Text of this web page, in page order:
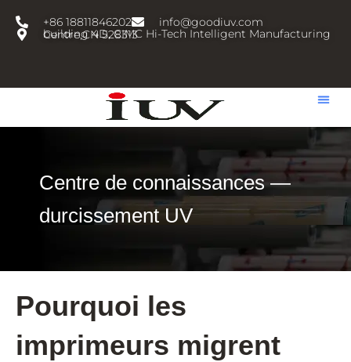
+86 18811846202
info@goodiuv.com
building 4D, CIMC Hi-Tech Intelligent Manufacturing Centre,CN 528313
Centre de connaissances —
durcissement UV
Pourquoi les
imprimeurs migrent